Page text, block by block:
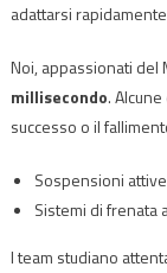
adattarsi
Noi, appassionati del
millisecondo.
successo o il
Sospensioni attive
Sistemi di frenata
I team studiano